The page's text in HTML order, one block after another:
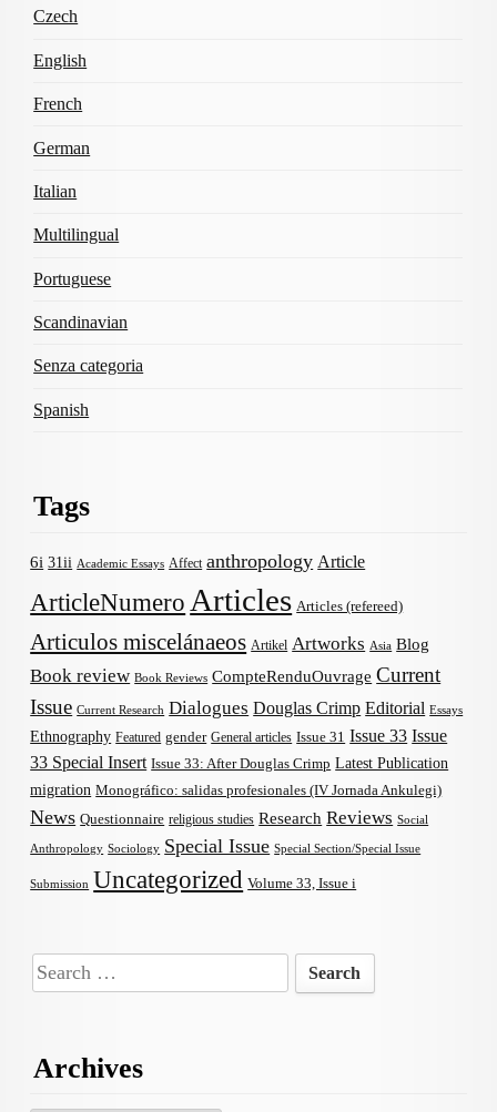
Czech
English
French
German
Italian
Multilingual
Portuguese
Scandinavian
Senza categoria
Spanish
Tags
6i 31ii Academic Essays Affect anthropology Article
ArticleNumero Articles Articles (refereed)
Articulos miscelánaeos Artikel Artworks Asia Blog
Book review Book Reviews CompteRenduOuvrage Current
Issue Current Research Dialogues Douglas Crimp Editorial Essays
Ethnography Featured gender General articles Issue 31 Issue 33 Issue
33 Special Insert Issue 33: After Douglas Crimp Latest Publication
migration Monográfico: salidas profesionales (IV Jornada Ankulegi)
News Questionnaire religious studies Research Reviews Social
Anthropology Sociology Special Issue Special Section/Special Issue
Submission Uncategorized Volume 33, Issue i
Search
for:
Archives